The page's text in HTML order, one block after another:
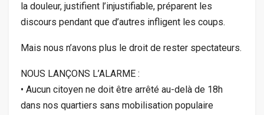
la douleur, justifient l’injustifiable, préparent les
discours pendant que d’autres infligent les coups.
Mais nous n’avons plus le droit de rester spectateurs.
NOUS LANÇONS L’ALARME :
• Aucun citoyen ne doit être arrêté au-delà de 18h
dans nos quartiers sans mobilisation populaire